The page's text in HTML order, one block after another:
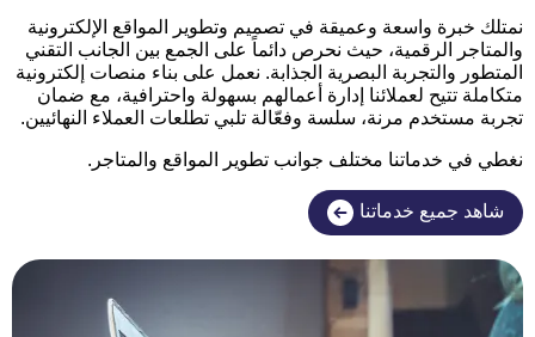
نمتلك خبرة واسعة وعميقة في تصميم وتطوير المواقع الإلكترونية
والمتاجر الرقمية، حيث نحرص دائماً على الجمع بين الجانب التقني
المتطور والتجربة البصرية الجذابة. نعمل على بناء منصات إلكترونية
متكاملة تتيح لعملائنا إدارة أعمالهم بسهولة واحترافية، مع ضمان
تجربة مستخدم مرنة، سلسة وفعّالة تلبي تطلعات العملاء النهائيين.
نغطي في خدماتنا مختلف جوانب تطوير المواقع والمتاجر.
شاهد جميع خدماتنا